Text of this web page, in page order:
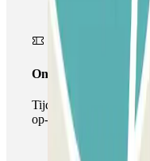
Onepass
Tijdens je verblijf kun
op- en afrijden.